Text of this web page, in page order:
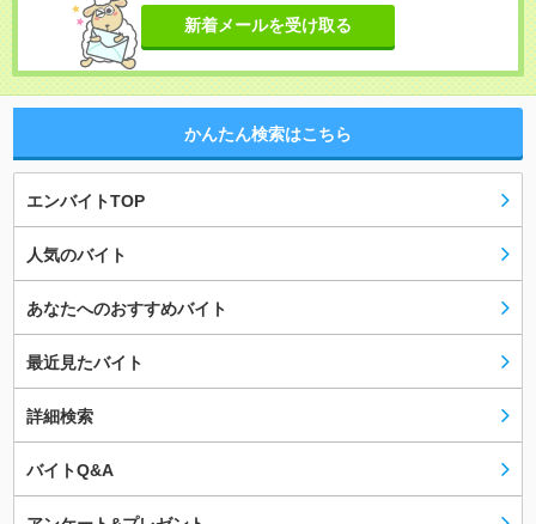
新着メールを受け取る
かんたん検索はこちら
エンバイトTOP
人気のバイト
あなたへのおすすめバイト
最近見たバイト
詳細検索
バイトQ&A